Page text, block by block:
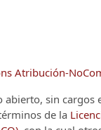
Atribución-
abierto, sin cargos
de la